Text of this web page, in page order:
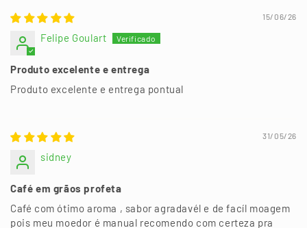
15/06/26
Felipe Goulart
Produto excelente e entrega
Produto excelente e entrega pontual
31/05/26
sidney
Café em grãos profeta
Café com ótimo aroma , sabor agradavél e de facíl moagem
pois meu moedor é manual recomendo com certeza pra